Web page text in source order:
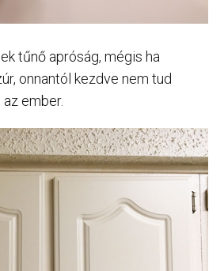
tűnő apróság, mégis ha
onnantól kezdve nem tud
ember.